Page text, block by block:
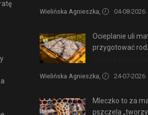
Wielińska Agnieszka, 04-08-2026
Ocieplanie uli
przygotować
Wielińska Agnieszka, 24-07-2026
Mleczko to za
pszczela